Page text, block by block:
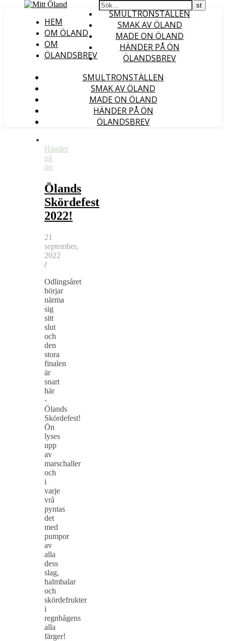
HEM
OM ÖLAND
OM
ÖLANDSBREV
SMULTRONSTÄLLEN
SMAK AV ÖLAND
MADE ON ÖLAND
HÄNDER PÅ ÖN
ÖLANDSBREV
SMULTRONSTÄLLEN
SMAK AV ÖLAND
MADE ON ÖLAND
HÄNDER PÅ ÖN
ÖLANDSBREV
Händer
på
ön
Ölands
Skördefest
2022!
21
september,
2022
/
Odlingsåret
börjar
närma
sig
sitt
slut
och
den
stora
finalen
är
snart
här
-
Ölands
Skördefest!
Ön
lyses
upp
av
marschaller
och
i
varje
vrå
pyntas
det
med
pumpor
av
alla
dess
slag,
halmbalar
och
skördefrukter
i
regnbågens
alla
färger!